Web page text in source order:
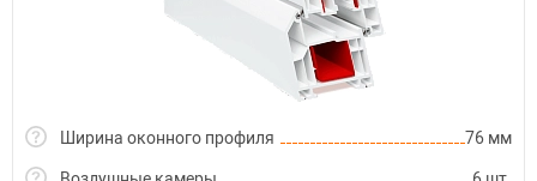
Ширина оконного профиля 76 мм